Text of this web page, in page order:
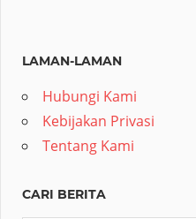
LAMAN-LAMAN
Hubungi Kami
Kebijakan Privasi
Tentang Kami
CARI BERITA